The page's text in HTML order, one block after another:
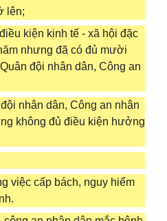
lên;
kiện kinh tế - xã hội đặc
nhưng đã có đủ mười
đội nhân dân, Công an
nhân dân, Công an nhân
không đủ điều kiện hưởng
việc cấp bách, nguy hiểm